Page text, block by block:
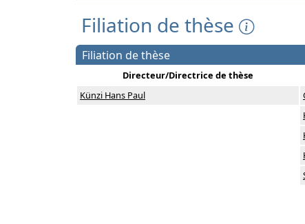
Filiation de thèse
Filiation de thèse
Directeur/Directrice de thèse
Künzi Hans Paul